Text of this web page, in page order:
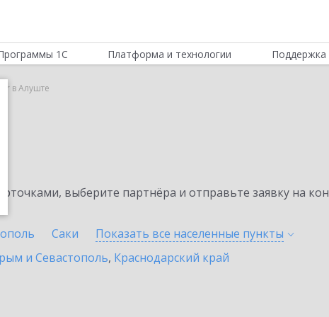
1С Платформа и технологии Поддержка
в Алуште
выберите партнёра и отправьте заявку на
Саки Показать все населенные пункты
и Севастополь, Краснодарский край